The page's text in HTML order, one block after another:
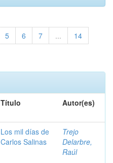
5 6 7 ...
14
Título Autor(es)
Los mil días de
Carlos Salinas
Trejo
Delarbre,
Raúl